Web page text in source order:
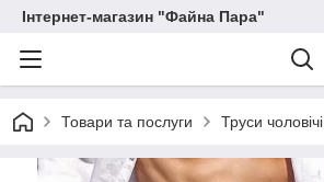
Інтернет-магазин "Файна Пара"
Товари та послуги Труси чоловічі